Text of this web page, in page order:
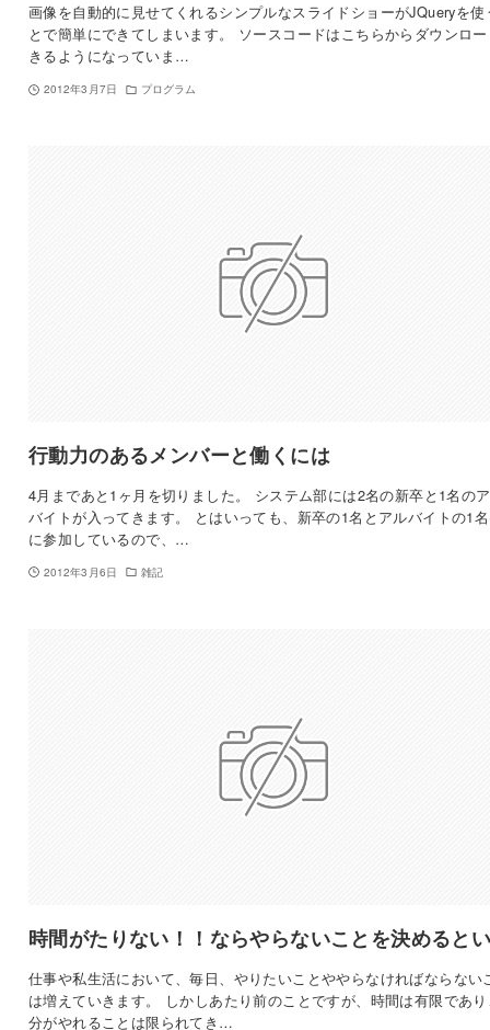
画像を自動的に見せてくれるシンプルなスライドショーがJQueryを使
とで簡単にできてしまいます。 ソースコードはこちらからダウンロ
きるようになっていま…
2012年3月7日 プログラム
行動力のあるメンバーと働くには
4月まであと1ヶ月を切りました。 システム部には2名の新卒と1名の
バイトが入ってきます。 とはいっても、新卒の1名とアルバイトの1
に参加しているので、…
2012年3月6日 雑記
時間がたりない！！ならやらないことを決めると
仕事や私生活において、毎日、やりたいことややらなければならない
は増えていきます。 しかしあたり前のことですが、時間は有限であ
分がやれることは限られてき…